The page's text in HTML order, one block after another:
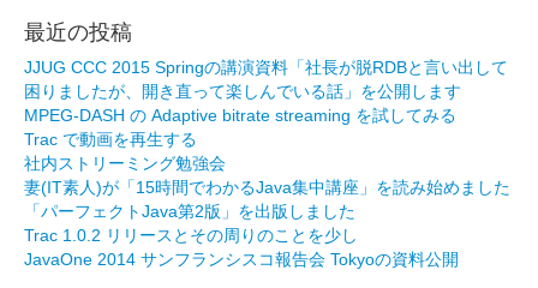
最近の投稿
JJUG CCC 2015 Springの講演資料「社長が脱RDBと言い出して
困りましたが、開き直って楽しんでいる話」を公開します
MPEG-DASH の Adaptive bitrate streaming を試してみる
Trac で動画を再生する
社内ストリーミング勉強会
妻(IT素人)が「15時間でわかるJava集中講座」を読み始めました
「パーフェクトJava第2版」を出版しました
Trac 1.0.2 リリースとその周りのことを少し
JavaOne 2014 サンフランシスコ報告会 Tokyoの資料公開